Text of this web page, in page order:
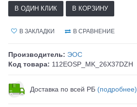
В ОДИН КЛИК В КОРЗИНУ
В ЗАКЛАДКИ В СРАВНЕНИЕ
Производитель: ЭОС
Код товара: 112EOSP_MK_26X37DZH
Доставка по всей РБ (подробнее)